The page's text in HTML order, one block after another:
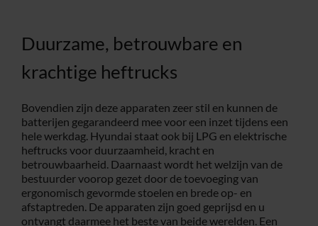
Duurzame, betrouwbare en
krachtige heftrucks
Bovendien zijn deze apparaten zeer stil en kunnen de
batterijen gegarandeerd mee voor een inzet tijdens een
hele werkdag. Hyundai staat ook bij LPG en elektrische
heftrucks voor duurzaamheid, kracht en
betrouwbaarheid. Daarnaast wordt het welzijn van de
bestuurder voorop gezet door de toevoeging van
ergonomisch gevormde stoelen en brede op- en
afstaptreden. De apparaten zijn goed geprijsd en u
ontvangt daarmee het beste van beide werelden. Een